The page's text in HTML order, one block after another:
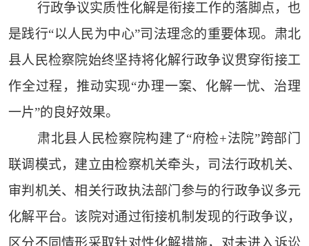
行政争议实质性化解是衔接工作的落脚点，也
是践行“以人民为中心”司法理念的重要体现。肃北
县人民检察院始终坚持将化解行政争议贯穿衔接工
作全过程，推动实现“办理一案、化解一忧、治理
一片”的良好效果。
肃北县人民检察院构建了“府检+法院”跨部门
联调模式，建立由检察机关牵头，司法行政机关、
审判机关、相关行政执法部门参与的行政争议多元
化解平台。该院对通过衔接机制发现的行政争议，
区分不同情形采取针对性化解措施，对未进入诉讼